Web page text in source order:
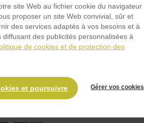
site Web au fichier cookie du navigateur
proposer un site Web convivial, sûr et
des services adaptés à vos besoins et à
des publicités personnalisées à
de cookies et de protection des
et poursuivre Gérer vos cookies